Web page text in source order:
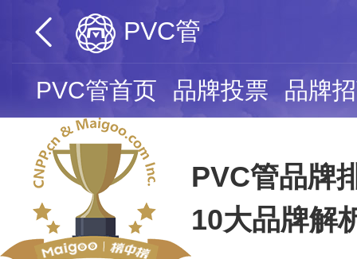
PVC管
PVC管首页 品牌投票 品牌
PVC管品牌
10大品牌解